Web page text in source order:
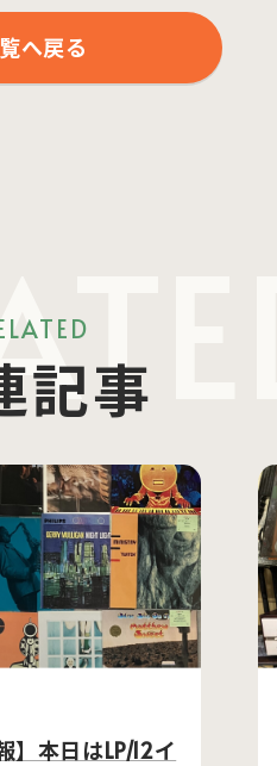
へ戻る
記事
】本日はLP/12イ